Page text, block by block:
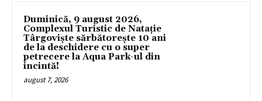
Duminică, 9 august 2026,
Complexul Turistic de Natație
Târgoviște sărbătorește 10 ani
de la deschidere cu o super
petrecere la Aqua Park-ul din
incintă!
august 7, 2026